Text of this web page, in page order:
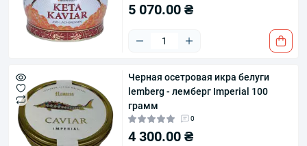
5 070.00 ₴
Черная осетровая икра белуги
lemberg - лемберг Imperial 100
грамм
0
4 300.00 ₴